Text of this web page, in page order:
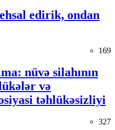
edirik, ondan
169
nüvə silahının
və
təhlükəsizliyi
327